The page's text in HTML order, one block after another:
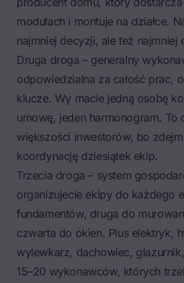
modułach i montuje na działce.
najmniej decyzji, ale też najmniej
Druga droga – generalny
odpowiedzialna za całość prac,
klucze. Wy macie jedną osobę
umowę, jeden harmonogram. To
większości inwestorów, bo
koordynację dziesiątek ekip.
Trzecia droga – system
organizujecie ekipy do każdego
fundamentów, druga do
czwarta do okien. Plus elektryk,
wylewkarz, dachowiec,
15–20 wykonawców, których